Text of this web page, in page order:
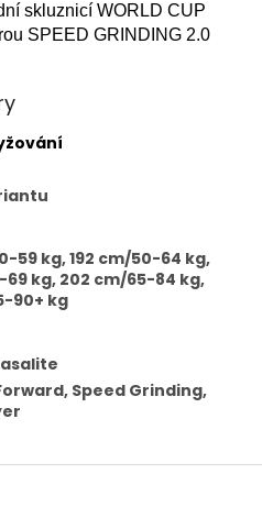
skluznicí WORLD CUP
SPEED GRINDING 2.0
59 kg, 192 cm/50-64 kg,
69 kg, 202 cm/65-84 kg,
90+ kg
Speed Grinding,